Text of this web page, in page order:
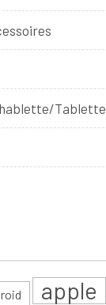
Tablette
apple